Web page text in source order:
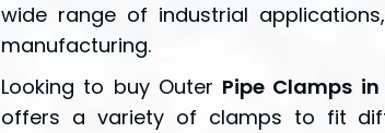
wide range of industrial
manufacturing.
Looking to buy Outer Pipe Clamps
offers a variety of clamps to fit